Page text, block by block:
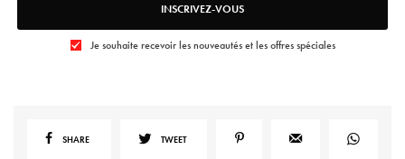
INSCRIVEZ-VOUS
Je souhaite recevoir les nouveautés et les offres spéciales
SHARE TWEET